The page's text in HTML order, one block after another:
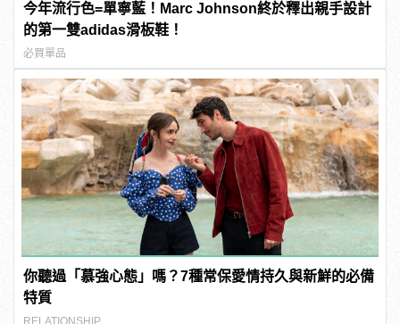
今年流行色=單寧藍！Marc Johnson終於釋出親手設計
的第一雙adidas滑板鞋！
必買單品
你聽過「慕強心態」嗎？7種常保愛情持久與新鮮的必備
特質
RELATIONSHIP